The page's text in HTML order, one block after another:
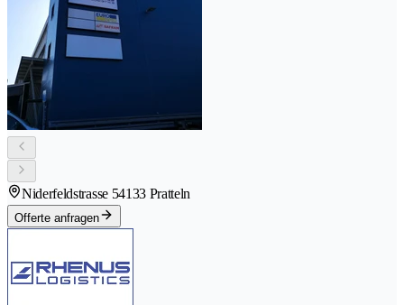
Niderfeldstrasse 54133 Pratteln
Offerte anfragen